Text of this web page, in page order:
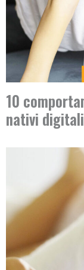
10
nativi digitali